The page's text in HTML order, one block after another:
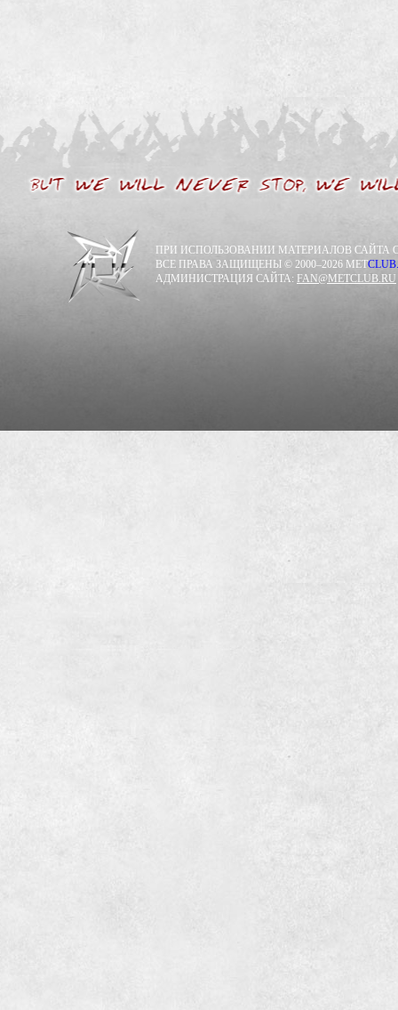
ПРИ ИСПОЛЬЗОВАНИИ МАТЕРИАЛОВ САЙТА
ВСЕ ПРАВА ЗАЩИЩЕНЫ © 2000–2026 METCLUB.
АДМИНИСТРАЦИЯ САЙТА: FAN@METCLUB.RU